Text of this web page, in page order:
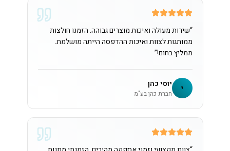
“שירות מעולה ואיכות מוצרים גבוהה. הזמנו חולצות
ממותגות לצוות ואיכות ההדפסה הייתה מושלמת.
ממליץ בחום!”
י יוסי כהן
חברת כהן בע"מ